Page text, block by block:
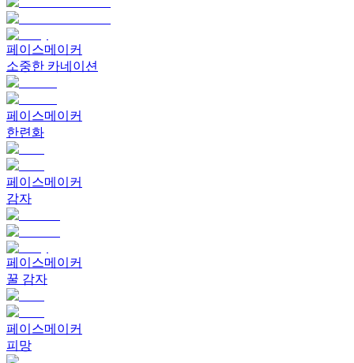
페이스메이커
소중한 카네이션
페이스메이커
한련화
페이스메이커
감자
페이스메이커
꿀 감자
페이스메이커
피망